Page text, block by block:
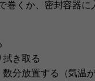
巻くか、密封容器に
き取る
分放置する（気温